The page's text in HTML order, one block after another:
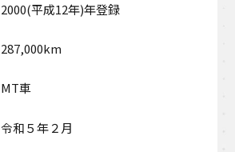
2000(平成12年)年登録
287,000km
MT車
令和５年２月